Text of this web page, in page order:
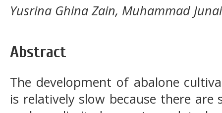
Yusrina Ghina Zain, Muhammad
Abstract
The development of abalone
is relatively slow because there are